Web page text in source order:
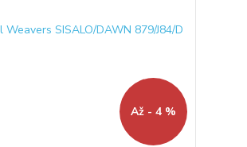
Až - 4 %